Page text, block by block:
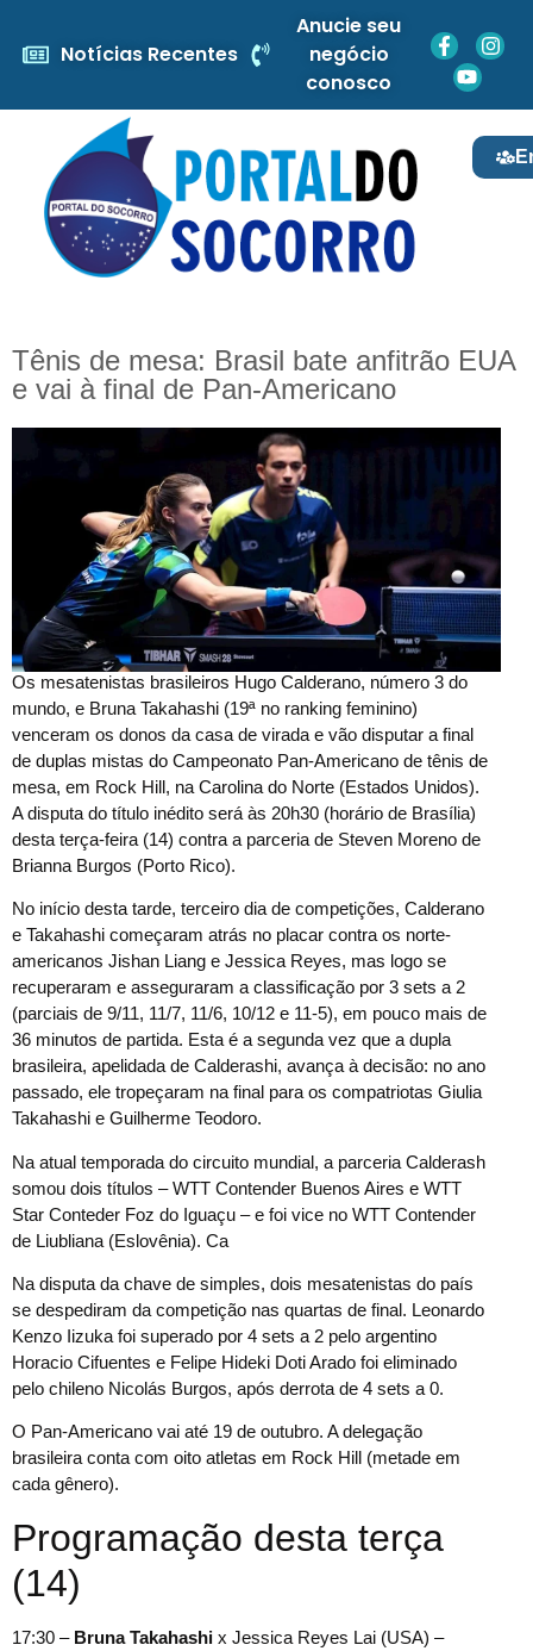
Notícias Recentes
Anucie seu
negócio
conosco
Tênis de mesa: Brasil bate anfitrão EUA
e vai à final de Pan-Americano
Os mesatenistas brasileiros Hugo Calderano, número 3 do
mundo, e Bruna Takahashi (19ª no ranking feminino)
venceram os donos da casa de virada e vão disputar a final
de duplas mistas do Campeonato Pan-Americano de tênis de
mesa, em Rock Hill, na Carolina do Norte (Estados Unidos).
A disputa do título inédito será às 20h30 (horário de Brasília)
desta terça-feira (14) contra a parceria de Steven Moreno de
Brianna Burgos (Porto Rico).
No início desta tarde, terceiro dia de competições, Calderano
e Takahashi começaram atrás no placar contra os norte-
americanos Jishan Liang e Jessica Reyes, mas logo se
recuperaram e asseguraram a classificação por 3 sets a 2
(parciais de 9/11, 11/7, 11/6, 10/12 e 11-5), em pouco mais de
36 minutos de partida. Esta é a segunda vez que a dupla
brasileira, apelidada de Calderashi, avança à decisão: no ano
passado, ele tropeçaram na final para os compatriotas Giulia
Takahashi e Guilherme Teodoro.
Na atual temporada do circuito mundial, a parceria Calderash
somou dois títulos – WTT Contender Buenos Aires e WTT
Star Conteder Foz do Iguaçu – e foi vice no WTT Contender
de Liubliana (Eslovênia). Ca
Na disputa da chave de simples, dois mesatenistas do país
se despediram da competição nas quartas de final. Leonardo
Kenzo Iizuka foi superado por 4 sets a 2 pelo argentino
Horacio Cifuentes e Felipe Hideki Doti Arado foi eliminado
pelo chileno Nicolás Burgos, após derrota de 4 sets a 0.
O Pan-Americano vai até 19 de outubro. A delegação
brasileira conta com oito atletas em Rock Hill (metade em
cada gênero).
Programação desta terça
(14)
17:30 – Bruna Takahashi x Jessica Reyes Lai (USA) –